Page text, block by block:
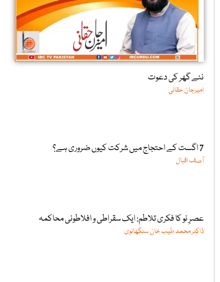
نئے گھر کی دعوت
امیرجان حقانی
7 اگست کے احتجاج میں شرکت کیوں ضروری ہے؟
آصف اقبال
عصرِ نو کا فکری تلاطم: ایک سقراطی و افلاطونی محاکمہ
ڈاکٹر محمد طیب خان سنگھانوی